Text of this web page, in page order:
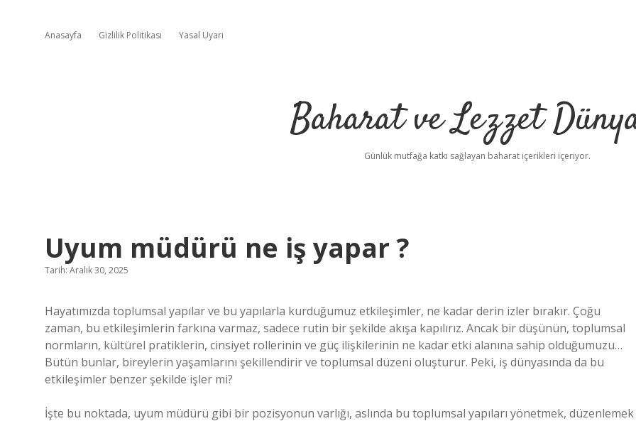
Anasayfa Gizlilik Politikası Yasal Uyarı
Baharat ve Lezzet
Günlük mutfağa katkı sağlayan baharat içerikleri içeriyor.
Uyum müdürü ne iş yapar ?
Tarih: Aralık 30, 2025
Hayatımızda toplumsal yapılar ve bu yapılarla kurduğumuz etkileşimler, ne kadar derin izler bırakır. Çoğu
zaman, bu etkileşimlerin farkına varmaz, sadece rutin bir şekilde akışa kapılırız. Ancak bir düşünün, toplumsal
normların, kültürel pratiklerin, cinsiyet rollerinin ve güç ilişkilerinin ne kadar etki alanına sahip olduğumuzu…
Bütün bunlar, bireylerin yaşamlarını şekillendirir ve toplumsal düzeni oluşturur. Peki, iş dünyasında da bu
etkileşimler benzer şekilde işler mi?
İşte bu noktada, uyum müdürü gibi bir pozisyonun varlığı, aslında bu toplumsal yapıları yönetmek, düzenlemek